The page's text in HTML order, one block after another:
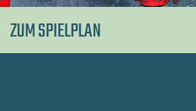
ZUM SPIELPLAN